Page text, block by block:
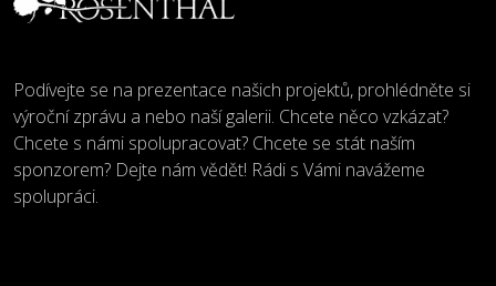
Podívejte se na prezentace našich projektů, prohlédněte si
výroční zprávu a nebo naší galerii. Chcete něco vzkázat?
Chcete s námi spolupracovat? Chcete se stát naším
sponzorem? Dejte nám vědět! Rádi s Vámi navážeme
spolupráci.